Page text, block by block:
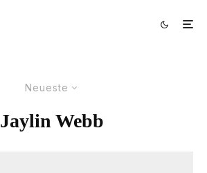
Neueste
Jaylin Webb